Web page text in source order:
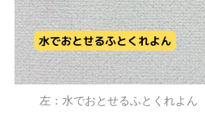
左：水でおとせるふとくれよ